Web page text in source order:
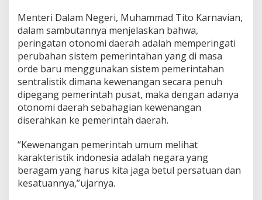
Menteri Dalam Negeri, Muhammad Tito Karnavian,
dalam sambutannya menjelaskan bahwa,
peringatan otonomi daerah adalah memperingati
perubahan sistem pemerintahan yang di masa
orde baru menggunakan sistem pemerintahan
sentralistik dimana kewenangan secara penuh
dipegang pemerintah pusat, maka dengan adanya
otonomi daerah sebahagian kewenangan
diserahkan ke pemerintah daerah.
“Kewenangan pemerintah umum melihat
karakteristik indonesia adalah negara yang
beragam yang harus kita jaga betul persatuan dan
kesatuannya,”ujarnya.